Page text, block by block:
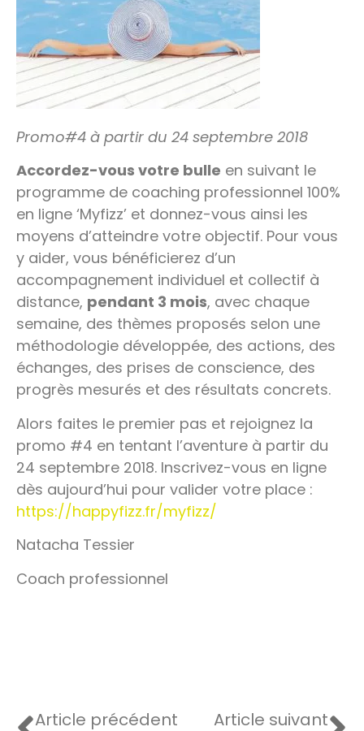
Promo#4 à partir du 24 septembre 2018
Accordez-vous votre bulle en suivant le
programme de coaching professionnel 100%
en ligne ‘Myfizz’ et donnez-vous ainsi les
moyens d’atteindre votre objectif. Pour vous
y aider, vous bénéficierez d’un
accompagnement individuel et collectif à
distance, pendant 3 mois, avec chaque
semaine, des thèmes proposés selon une
méthodologie développée, des actions, des
échanges, des prises de conscience, des
progrès mesurés et des résultats concrets.
Alors faites le premier pas et rejoignez la
promo #4 en tentant l’aventure à partir du
24 septembre 2018. Inscrivez-vous en ligne
dès aujourd’hui pour valider votre place :
https://happyfizz.fr/myfizz/
Natacha Tessier
Coach professionnel
Article précédent Article suivant